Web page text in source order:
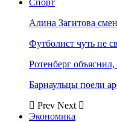
Спорт
Алина Загитова
Футболист чуть не
Ротенберг
Барнаульцы поели
Prev Next
Экономика